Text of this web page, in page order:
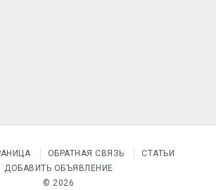
ОБРАТНАЯ СВЯЗЬ
СТАТЬИ
ДОБАВИТЬ ОБЪЯВЛЕНИЕ
© 2026